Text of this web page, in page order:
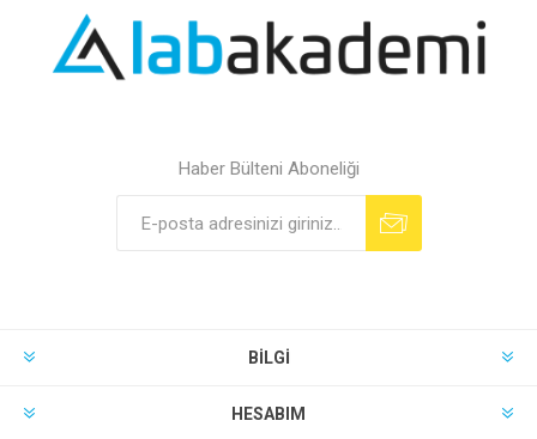
Haber Bülteni Aboneliği
BILGI
HESABIM